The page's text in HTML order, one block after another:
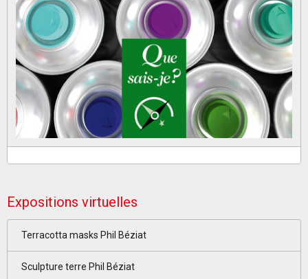
Expositions virtuelles
Terracotta masks Phil Béziat
Sculpture terre Phil Béziat